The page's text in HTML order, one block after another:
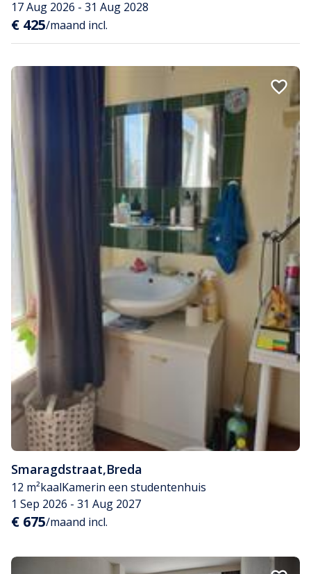
17 Aug 2026 - 31 Aug 2028
€ 425/maand incl.
Smaragdstraat,Breda
12 m²kaalKamerin een studentenhuis
1 Sep 2026 - 31 Aug 2027
€ 675/maand incl.